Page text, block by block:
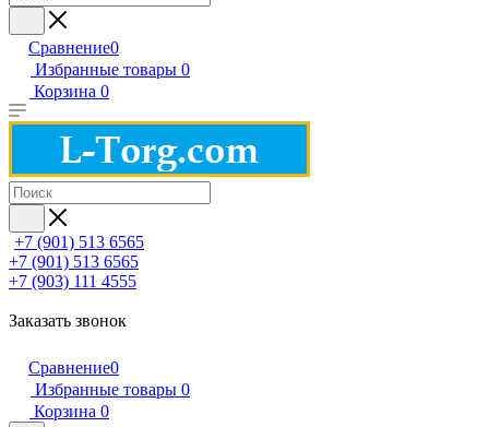
Сравнение0
Избранные товары 0
Корзина 0
+7 (901) 513 6565
+7 (901) 513 6565
+7 (903) 111 4555
Заказать звонок
Сравнение0
Избранные товары 0
Корзина 0